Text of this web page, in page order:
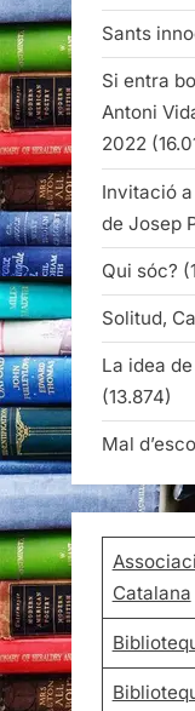
Sants
Si entra
Antoni
2022
Invitació
de Josep
Qui sóc?
Solitud,
La idea
(13.874)
Mal
Catalana